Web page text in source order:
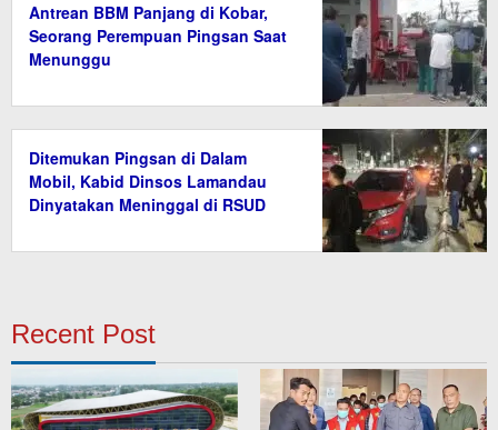
Antrean BBM Panjang di Kobar,
Seorang Perempuan Pingsan Saat
Menunggu
Ditemukan Pingsan di Dalam
Mobil, Kabid Dinsos Lamandau
Dinyatakan Meninggal di RSUD
Recent Post